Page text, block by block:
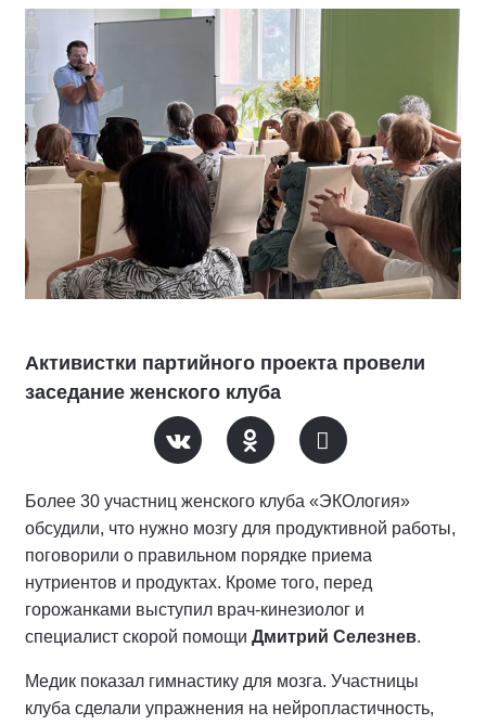
Активистки партийного проекта провели
заседание женского клуба
Более 30 участниц женского клуба «ЭКОлогия»
обсудили, что нужно мозгу для продуктивной работы,
поговорили о правильном порядке приема
нутриентов и продуктах. Кроме того, перед
горожанками выступил врач-кинезиолог и
специалист скорой помощи Дмитрий Селезнев.
Медик показал гимнастику для мозга. Участницы
клуба сделали упражнения на нейропластичность,